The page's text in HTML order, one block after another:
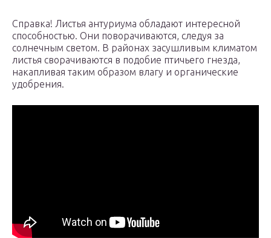
Справка! Листья антуриума обладают интересной
способностью. Они поворачиваются, следуя за
солнечным светом. В районах засушливым климатом
листья сворачиваются в подобие птичьего гнезда,
накапливая таким образом влагу и органические
удобрения.